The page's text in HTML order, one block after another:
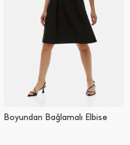
Boyundan Bağlamalı Elbise